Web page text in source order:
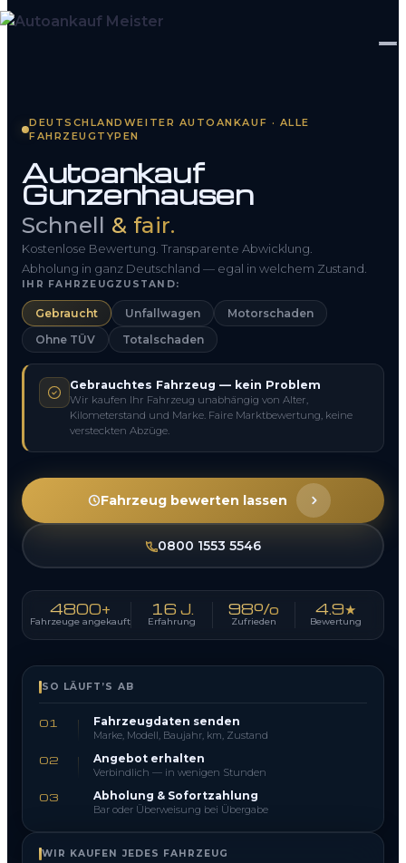
So funktioniert’s
Kontakt
FAQ
0800 1553 5546
DEUTSCHLANDWEITER AUTOANKAUF · ALLE
FAHRZEUGTYPEN
Autoankauf
Gunzenhausen
Schnell & fair.
Kostenlose Bewertung. Transparente Abwicklung.
Abholung in ganz Deutschland — egal in welchem Zustand.
IHR FAHRZEUGZUSTAND:
Gebraucht Unfallwagen
Motorschaden
Ohne TÜV
Totalschaden
Gebrauchtes Fahrzeug — kein Problem
Wir kaufen Ihr Fahrzeug unabhängig von Alter,
Kilometerstand und Marke. Faire Marktbewertung, keine
versteckten Abzüge.
Fahrzeug bewerten lassen
0800 1553 5546
4800+
Fahrzeuge angekauft
16 J.
Erfahrung
98%
Zufrieden
4.9★
Bewertung
SO LÄUFT’S AB
01 Fahrzeugdaten senden
Marke, Modell, Baujahr, km, Zustand
02 Angebot erhalten
Verbindlich — in wenigen Stunden
03 Abholung & Sofortzahlung
Bar oder Überweisung bei Übergabe
WIR KAUFEN JEDES FAHRZEUG